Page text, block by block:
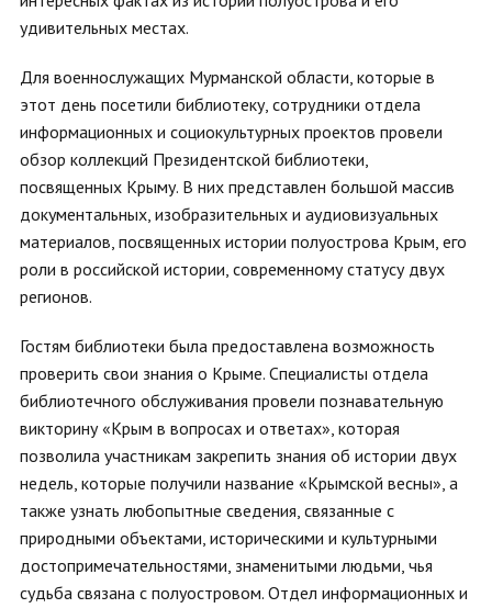
удивительных местах.
Для военнослужащих Мурманской области, которые в
этот день посетили библиотеку, сотрудники отдела
информационных и социокультурных проектов провели
обзор коллекций Президентской библиотеки,
посвященных Крыму. В них представлен большой массив
документальных, изобразительных и аудиовизуальных
материалов, посвященных истории полуострова Крым, его
роли в российской истории, современному статусу двух
регионов.
Гостям библиотеки была предоставлена возможность
проверить свои знания о Крыме. Специалисты отдела
библиотечного обслуживания провели познавательную
викторину «Крым в вопросах и ответах», которая
позволила участникам закрепить знания об истории двух
недель, которые получили название «Крымской весны», а
также узнать любопытные сведения, связанные с
природными объектами, историческими и культурными
достопримечательностями, знаменитыми людьми, чья
судьба связана с полуостровом. Отдел информационных и